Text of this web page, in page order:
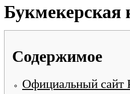
Содержимое
Официальный сайт